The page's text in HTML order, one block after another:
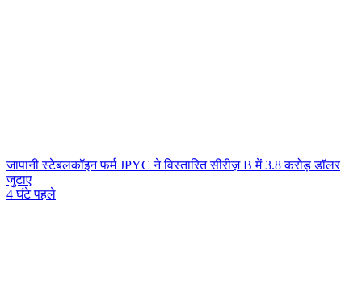
जापानी स्टेबलकॉइन फर्म JPYC ने विस्तारित सीरीज़ B में 3.8 करोड़ डॉलर
जुटाए
4 घंटे पहले